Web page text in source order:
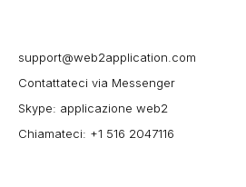
support@web2application.com
Contattateci via Messenger
Skype: applicazione web2
Chiamateci: +1 516 2047116